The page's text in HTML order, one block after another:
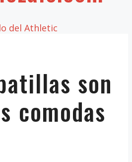
del Athletic
son
comodas